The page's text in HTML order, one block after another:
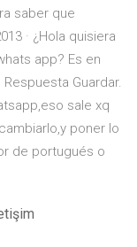
saber que
· ¿Hola quisiera
app? Es en
Guardar.
sale xq
poner lo
de portugués o